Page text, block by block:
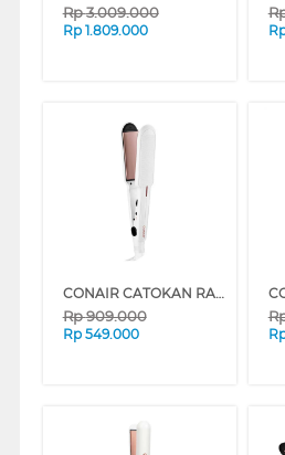
Rp3.009.000
Rp 1.809.000
CONAIR CATOKAN RAMBUT DOUBLE CERAMIC 3,8 CM HAIR STRAIGHTENER CS922ID
Rp909.000
Rp 549.000